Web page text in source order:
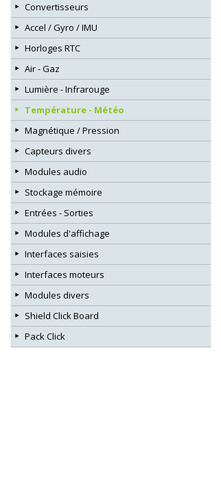
Convertisseurs
Accel / Gyro / IMU
Horloges RTC
Air - Gaz
Lumière - Infrarouge
Température - Météo
Magnétique / Pression
Capteurs divers
Modules audio
Stockage mémoire
Entrées - Sorties
Modules d'affichage
Interfaces saisies
Interfaces moteurs
Modules divers
Shield Click Board
Pack Click